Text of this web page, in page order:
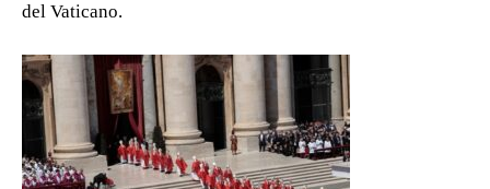
del Vaticano.